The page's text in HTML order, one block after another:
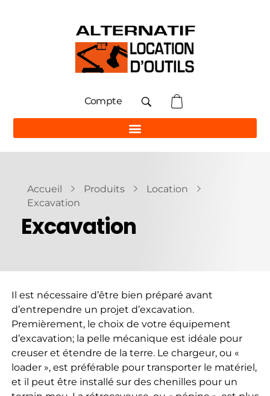
Compte
Accueil Produits
Location
Excavation
Excavation
Il est nécessaire d’être bien préparé avant
d’entrependre un projet d’excavation.
Premièrement, le choix de votre équipement
d’excavation; la pelle mécanique est idéale pour
creuser et étendre de la terre. Le chargeur, ou «
loader », est préférable pour transporter le matériel,
et il peut être installé sur des chenilles pour un